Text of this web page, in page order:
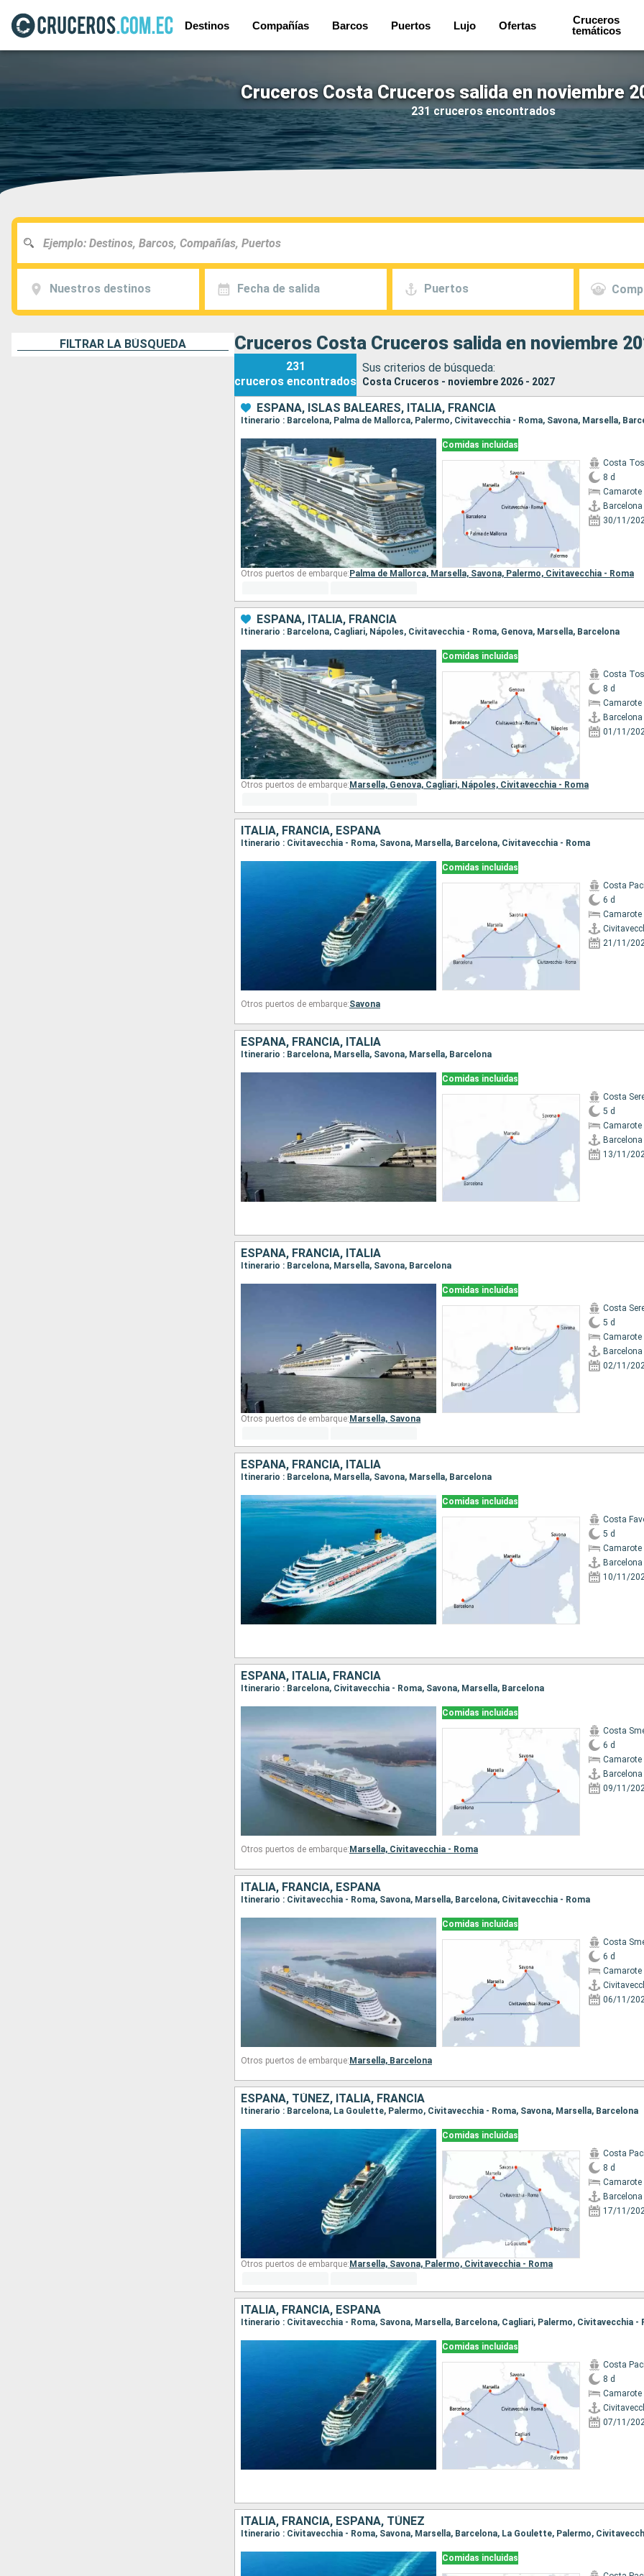
Destinos Compañías Barcos Puertos Lujo Ofertas
Cruceros
temáticos
Cruceros Costa Cruceros salida en noviembre
231 cruceros encontrados
Nuestros destinos Fecha de salida Puertos
FILTRAR LA BÚSQUEDA Cruceros Costa Cruceros salida en noviembre
231
cruceros encontrados
Sus criterios de búsqueda:
Costa Cruceros - noviembre 2026 - 2027
ESPAÑA, ISLAS BALEARES, ITALIA, FRANCIA
Itinerario : Barcelona, Palma de Mallorca, Palermo, Civitavecchia - Roma, Savona, Marsella,
Comidas incluidas
Costa
8 d
Barcelona
30/11/
Otros puertos de embarque: Palma de Mallorca, Marsella, Savona, Palermo, Civitavecchia - Roma
ESPAÑA, ITALIA, FRANCIA
Itinerario : Barcelona, Cagliari, Nápoles, Civitavecchia - Roma, Genova, Marsella, Barcelona
Comidas incluidas
Costa
8 d
Barcelona
01/11/
Otros puertos de embarque: Marsella, Genova, Cagliari, Nápoles, Civitavecchia - Roma
ITALIA, FRANCIA, ESPAÑA
Itinerario : Civitavecchia - Roma, Savona, Marsella, Barcelona, Civitavecchia - Roma
Comidas incluidas
Costa
6 d
21/11/
Otros puertos de embarque:Savona
ESPAÑA, FRANCIA, ITALIA
Itinerario : Barcelona, Marsella, Savona, Marsella, Barcelona
Comidas incluidas
Costa
5 d
Barcelona
13/11/
ESPAÑA, FRANCIA, ITALIA
Itinerario : Barcelona, Marsella, Savona, Barcelona
Comidas incluidas
Costa
5 d
Barcelona
02/11/
Otros puertos de embarque: Marsella, Savona
ESPAÑA, FRANCIA, ITALIA
Itinerario : Barcelona, Marsella, Savona, Marsella, Barcelona
Comidas incluidas
Costa
5 d
Barcelona
10/11/
ESPAÑA, ITALIA, FRANCIA
Itinerario : Barcelona, Civitavecchia - Roma, Savona, Marsella, Barcelona
Comidas incluidas
Costa
6 d
Barcelona
09/11/
Otros puertos de embarque: Marsella, Civitavecchia - Roma
ITALIA, FRANCIA, ESPAÑA
Itinerario : Civitavecchia - Roma, Savona, Marsella, Barcelona, Civitavecchia - Roma
Comidas incluidas
Costa
6 d
06/11/
Otros puertos de embarque: Marsella, Barcelona
ESPAÑA, TÚNEZ, ITALIA, FRANCIA
Itinerario : Barcelona, La Goulette, Palermo, Civitavecchia - Roma, Savona, Marsella, Barcelona
Comidas incluidas
Costa
8 d
Barcelona
17/11/
Otros puertos de embarque: Marsella, Savona, Palermo, Civitavecchia - Roma
ITALIA, FRANCIA, ESPAÑA
Itinerario : Civitavecchia - Roma, Savona, Marsella, Barcelona, Cagliari, Palermo, Civitavecchia -
Comidas incluidas
Costa
8 d
07/11/
ITALIA, FRANCIA, ESPAÑA, TÚNEZ
Itinerario : Civitavecchia - Roma, Savona, Marsella, Barcelona, La Goulette, Palermo,
Comidas incluidas